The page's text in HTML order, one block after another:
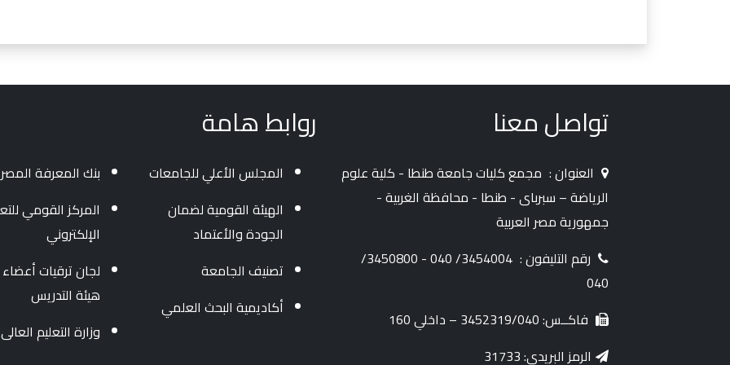
تواصل معنا
العنوان : مجمع كليات جامعة طنطا - كلية علوم
الرياضة – سبرباى - طنطا - محافظة الغربية -
جمهورية مصر العربية
رقم التليفون :
3454004/ 040 - 3450800/
040
فاكــس: 3452319/040 – داخلي 160
الرمز البريدي: 31733
روابط هامة
المجلس الأعلي للجامعات
الهيئة القومية لضمان
الجودة والأعتماد
تصنيف الجامعة
أكاديمية البحث العلمي
بنك المعرفة
المركز القومي
الإلكتروني
لجان ترقيات أعضاء
هيئة التدريس
وزارة التعليم العالى